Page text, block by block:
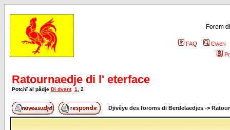
Forom
FAQ
Cweri
Ratournaedje di l' eterface
Potchî al pådje Di dvant 1 2
Djivêye des foroms di Berdelaedjes ->